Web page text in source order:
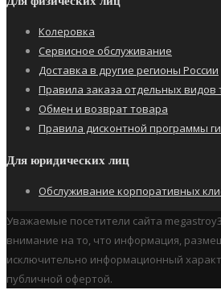
Колеровка
Сервисное обслуживание
Доставка в другие регионы России
Правила заказа отдельных видов
Обмен и возврат товара
Правила дисконтной программы
Для юридических лиц
Обслуживание корпоративных
Уважаемые посетители сайта
внимание на то, что информация,
исключительно информационный
публичной офертой.